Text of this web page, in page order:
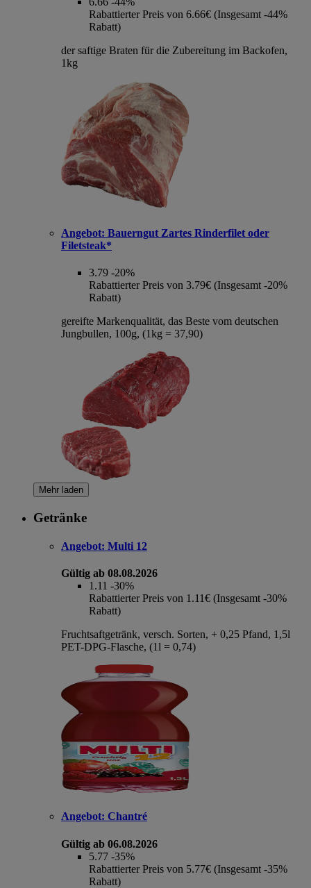
Rabattierter Preis von 6.66€ (Insgesamt -44%
Rabatt)
der saftige Braten für die Zubereitung im Backofen,
1kg
Angebot: Bauerngut Zartes Rinderfilet oder
Filetsteak*
3.79 -20%
Rabattierter Preis von 3.79€ (Insgesamt -20%
Rabatt)
gereifte Markenqualität, das Beste vom deutschen
Jungbullen, 100g, (1kg = 37,90)
Mehr laden
Getränke
Angebot: Multi 12
Gültig ab 08.08.2026
1.11 -30%
Rabattierter Preis von 1.11€ (Insgesamt -30%
Rabatt)
Fruchtsaftgetränk, versch. Sorten, + 0,25 Pfand, 1,5l
PET-DPG-Flasche, (1l = 0,74)
Angebot: Chantré
Gültig ab 06.08.2026
5.77 -35%
Rabattierter Preis von 5.77€ (Insgesamt -35%
Rabatt)